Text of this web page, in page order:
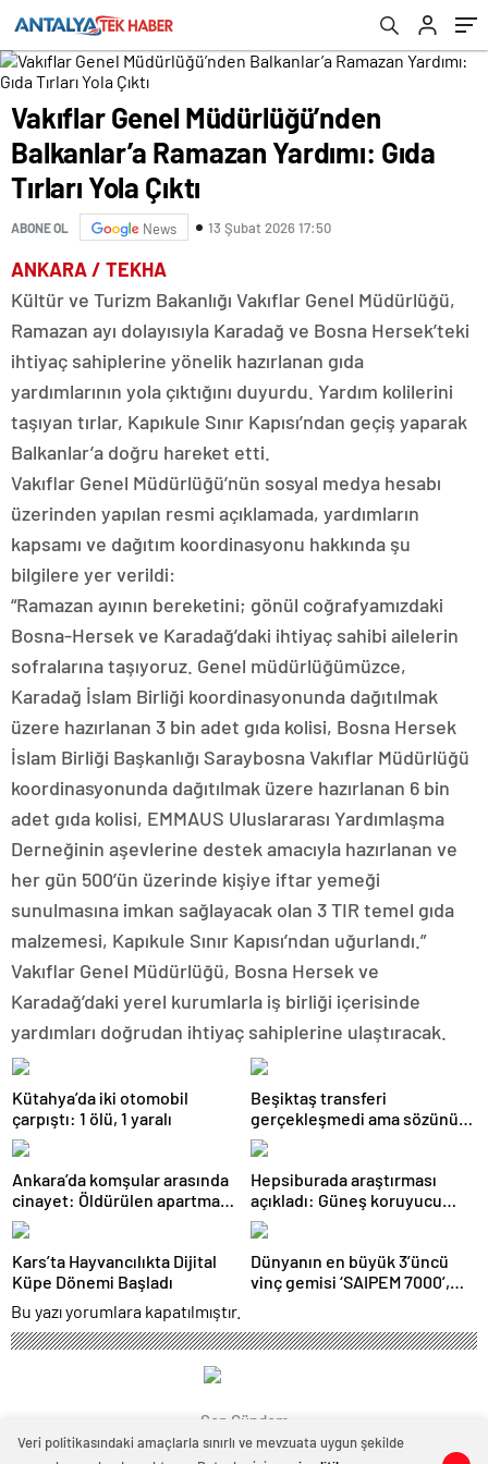
Vakıflar Genel Müdürlüğü’nden
Balkanlar’a Ramazan Yardımı: Gıda
Tırları Yola Çıktı
ABONE OL News 13 Şubat 2026 17:50
ANKARA / TEKHA
Kültür ve Turizm Bakanlığı Vakıflar Genel Müdürlüğü,
Ramazan ayı dolayısıyla Karadağ ve Bosna Hersek’teki
ihtiyaç sahiplerine yönelik hazırlanan gıda
yardımlarının yola çıktığını duyurdu. Yardım kolilerini
taşıyan tırlar, Kapıkule Sınır Kapısı’ndan geçiş yaparak
Balkanlar’a doğru hareket etti.
Vakıflar Genel Müdürlüğü’nün sosyal medya hesabı
üzerinden yapılan resmi açıklamada, yardımların
kapsamı ve dağıtım koordinasyonu hakkında şu
bilgilere yer verildi:
“Ramazan ayının bereketini; gönül coğrafyamızdaki
Bosna-Hersek ve Karadağ’daki ihtiyaç sahibi ailelerin
sofralarına taşıyoruz. Genel müdürlüğümüzce,
Karadağ İslam Birliği koordinasyonunda dağıtılmak
üzere hazırlanan 3 bin adet gıda kolisi, Bosna Hersek
İslam Birliği Başkanlığı Saraybosna Vakıflar Müdürlüğü
koordinasyonunda dağıtılmak üzere hazırlanan 6 bin
adet gıda kolisi, EMMAUS Uluslararası Yardımlaşma
Derneğinin aşevlerine destek amacıyla hazırlanan ve
her gün 500’ün üzerinde kişiye iftar yemeği
sunulmasına imkan sağlayacak olan 3 TIR temel gıda
malzemesi, Kapıkule Sınır Kapısı’ndan uğurlandı.”
Vakıflar Genel Müdürlüğü, Bosna Hersek ve
Karadağ’daki yerel kurumlarla iş birliği içerisinde
yardımları doğrudan ihtiyaç sahiplerine ulaştıracak.
Kütahya’da iki otomobil
çarpıştı: 1 ölü, 1 yaralı
Beşiktaş transferi
gerçekleşmedi ama sözünü
tuttu: 500 kilo karpuz dağıttı
Ankara’da komşular arasında
cinayet: Öldürülen apartman
yöneticisi son yolculuğuna
uğurlandı
Hepsiburada araştırması
açıkladı: Güneş koruyucu
satışları yüzde 50 arttı
Kars’ta Hayvancılıkta Dijital
Küpe Dönemi Başladı
Dünyanın en büyük 3’üncü
vinç gemisi ‘SAIPEM 7000’,
Bu yazı yorumlara kapatılmıştır.
Son Gündem
Veri politikasındaki amaçlarla sınırlı ve mevzuata uygun şekilde